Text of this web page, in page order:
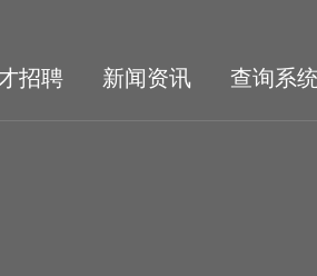
招聘 新闻资讯 查询系